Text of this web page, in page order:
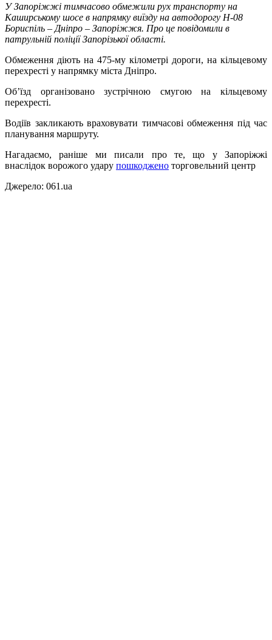
У Запоріжжі тимчасово обмежили рух транспорту на
Каширському шосе в напрямку виїзду на автодорогу Н-08
Бориспіль – Дніпро – Запоріжжя. Про це повідомили в
патрульній поліції Запорізької області.
Обмеження діють на 475-му кілометрі дороги, на кільцевому
перехресті у напрямку міста Дніпро.
Об’їзд організовано зустрічною смугою на кільцевому
перехресті.
Водіїв закликають враховувати тимчасові обмеження під час
планування маршруту.
Нагадаємо, раніше ми писали про те, що уЗапоріжжі
внаслідок ворожого удару пошкоджено торговельний центр
Джерело: 061.ua